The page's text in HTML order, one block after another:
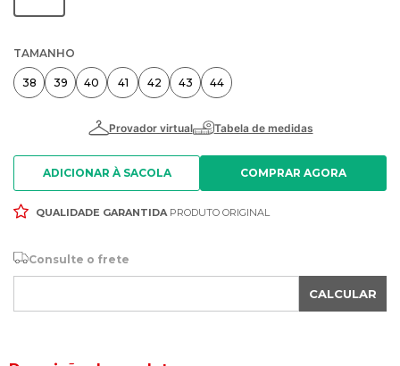
TAMANHO
38 39 40 41 42 43 44
ADICIONAR À SACOLA
QUALIDADE GARANTIDAPRODUTO ORIGINAL
Consulte o frete
CALCULAR